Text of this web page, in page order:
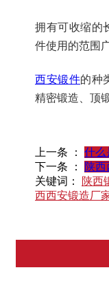
拥有可收缩的
件使用的范围广
西安锻件的种
精密锻造、顶
上一条 ：
什么
下一条 ：
陕
关键词：
陕西
西西安锻造厂